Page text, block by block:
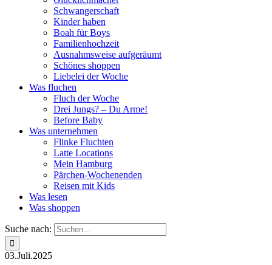
Schwangerschaft
Kinder haben
Boah für Boys
Familienhochzeit
Ausnahmsweise aufgeräumt
Schönes shoppen
Liebelei der Woche
Was fluchen
Fluch der Woche
Drei Jungs? – Du Arme!
Before Baby
Was unternehmen
Flinke Fluchten
Latte Locations
Mein Hamburg
Pärchen-Wochenenden
Reisen mit Kids
Was lesen
Was shoppen
Suche nach:
03.Juli.2025